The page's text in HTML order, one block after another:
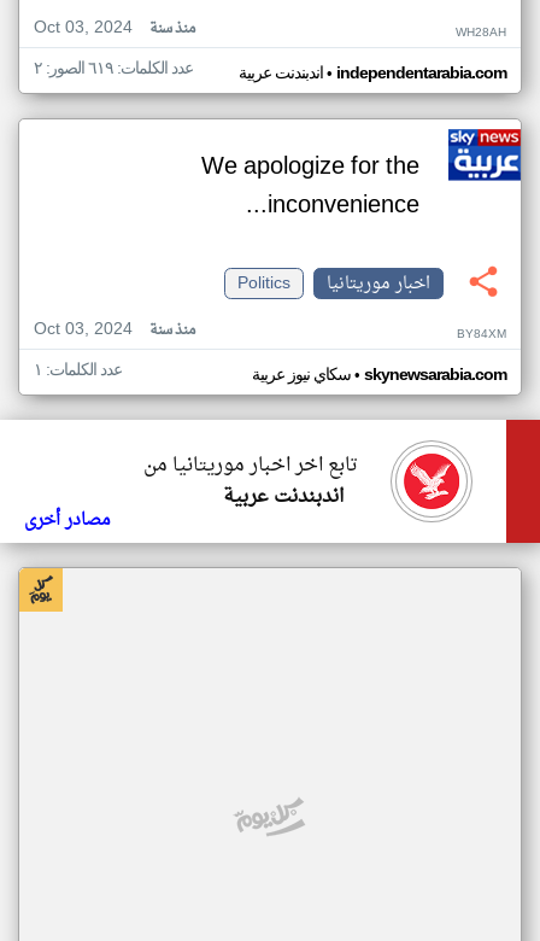
Oct 03, 2024
منذ سنة WH28AH
اندبندنت عربية• independentarabia.com عدد الكلمات: ٦١٩ الصور: ٢
We apologize for the
inconvenience...
اخبار موريتانيا
Politics
Oct 03, 2024
منذ سنة BY84XM
سكاي نيوز عربية• skynewsarabia.com عدد الكلمات: ١
تابع اخر اخبار موريتانيا من
اندبندنت عربية
مصادر أخرى